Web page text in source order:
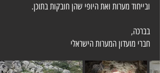
ובייחוד מערות ואת היופי שהן חובקות בתוכן.
בברכה,
חברי מועדון המערות הישראלי